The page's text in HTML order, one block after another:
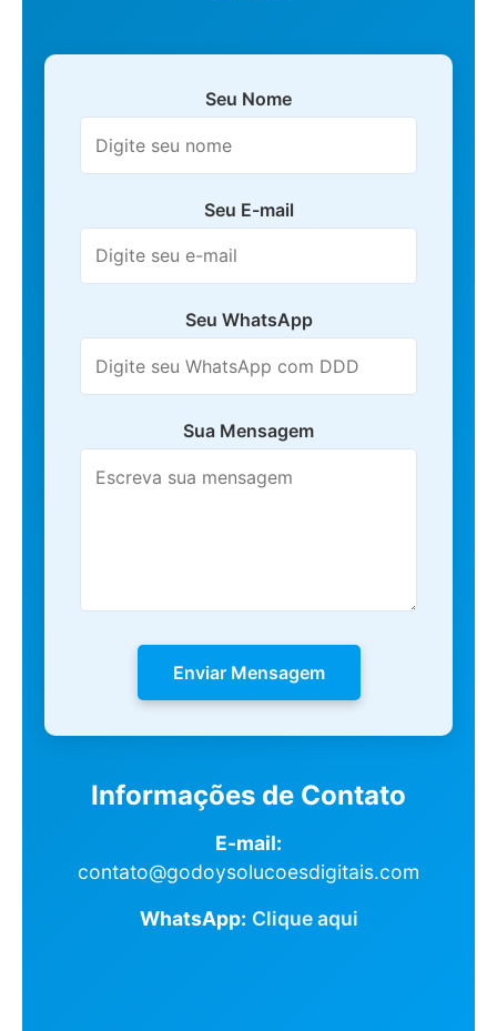
Seu Nome
Seu E-mail
Seu WhatsApp
Sua Mensagem
Enviar Mensagem
Informações de Contato
E-mail:
contato@godoysolucoesdigitais.com
WhatsApp: Clique aqui